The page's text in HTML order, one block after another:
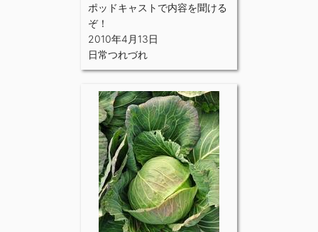
ポッドキャストで内容を聞ける
ぞ！
2010年4月13日
日常つれづれ